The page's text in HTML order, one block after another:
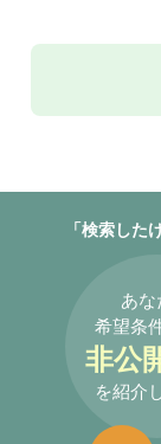
「検索し
あ
希望条
非公
を紹介